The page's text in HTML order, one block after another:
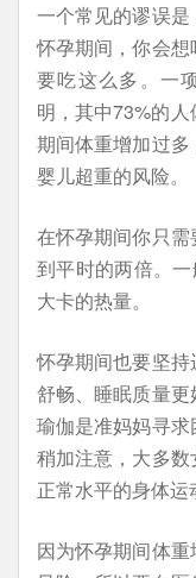
一个常见的谬误
怀孕期间，你会
要吃这么多。一
明，其中73%的
期间体重增加过
婴儿超重的风险。
在怀孕期间你只
到平时的两倍。
大卡的热量。
怀孕期间也要坚
舒畅、睡眠质量
瑜伽是准妈妈寻
稍加注意，大多
正常水平的身体运
因为怀孕期间体